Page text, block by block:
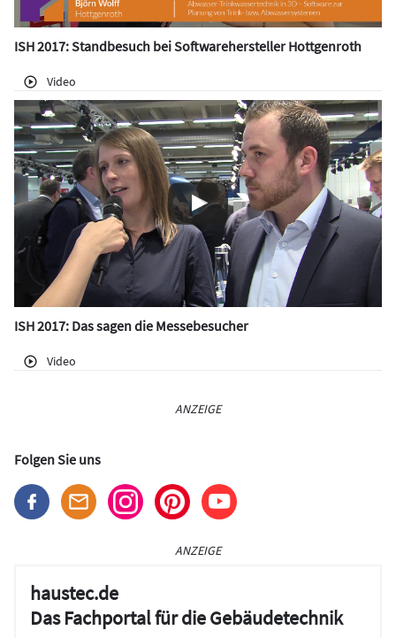
ISH 2017: Standbesuch bei Softwarehersteller Hottgenroth
Video
ISH 2017: Das sagen die Messebesucher
Video
ANZEIGE
Folgen Sie uns
ANZEIGE
haustec.de
Das Fachportal für die Gebäudetechnik